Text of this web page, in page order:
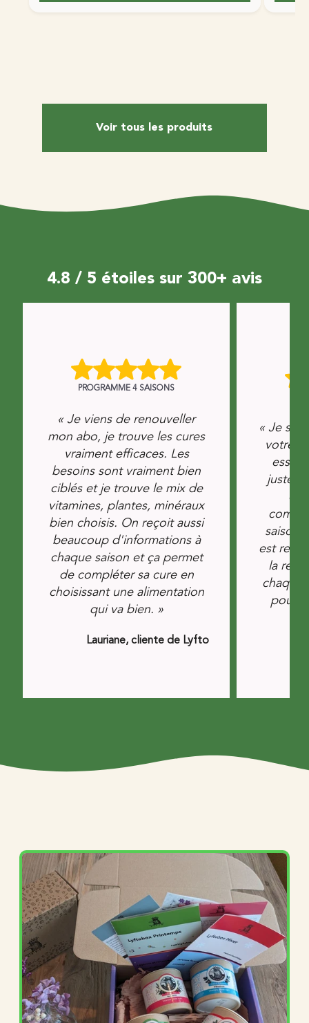
Voir tous les produits
4.8 / 5 étoiles sur 300+ avis
PROGRAMME 4 SAISONS
« Je viens de renouveller
mon abo, je trouve les cures
vraiment efficaces. Les
besoins sont vraiment bien
ciblés et je trouve le mix de
vitamines, plantes, minéraux
bien choisis. On reçoit aussi
beaucoup d'informations à
chaque saison et ça permet
de compléter sa cure en
choisissant une alimentation
qui va bien. »
Lauriane, cliente de Lyfto
« Je
votre
juste
saison,
est
la
chaque
pour